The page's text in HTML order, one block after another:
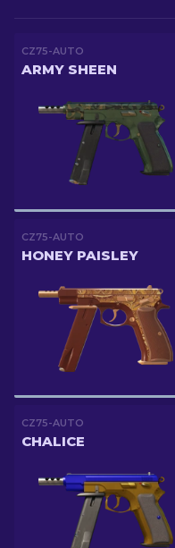
CZ75-AUTO
ARMY SHEEN
CZ75-AUTO
HONEY PAISLEY
CZ75-AUTO
CHALICE